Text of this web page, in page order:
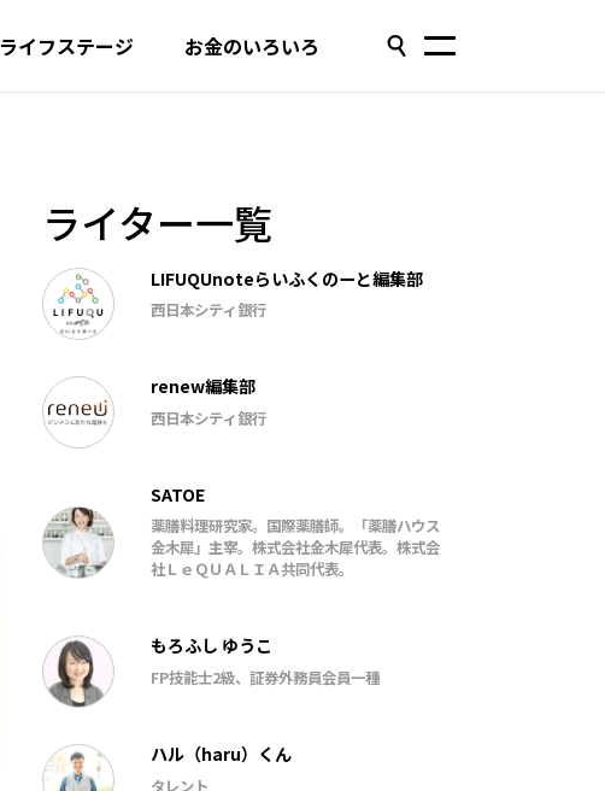
ライフステージ お金のいろいろ
ライター一覧
LIFUQUnoteらいふくのーと編集部
西日本シティ銀行
renew編集部
西日本シティ銀行
SATOE
薬膳料理研究家。国際薬膳師。「薬膳ハウス
金木犀」主宰。株式会社金木犀代表。株式会
社ＬｅＱＵＡＬＩＡ共同代表。
もろふし ゆうこ
FP技能士2級、証券外務員会員一種
ハル（haru）くん
タレント